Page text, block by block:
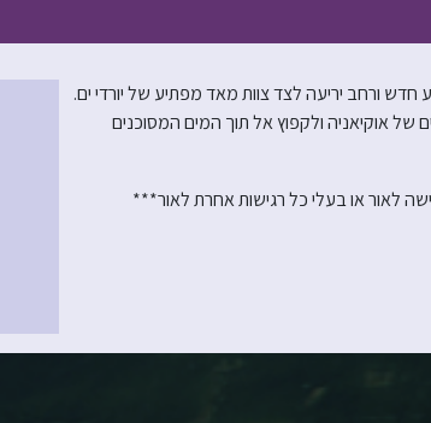
למסע חדש ורחב יריעה לצד צוות מאד מפתיע של יורדי ים.
של אוקיאניה ולקפוץ אל תוך המים המסוכנים